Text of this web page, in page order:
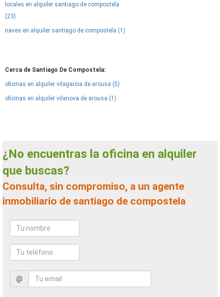
locales en alquiler santiago de compostela
(23)
naves en alquiler santiago de compostela (1)
Cerca de Santiago De Compostela:
oficinas en alquiler vilagarcia de arousa (5)
oficinas en alquiler vilanova de arousa (1)
¿No encuentras la oficina en alquiler
que buscas?
Consulta, sin compromiso, a un agente
inmobiliario de santiago de compostela
@